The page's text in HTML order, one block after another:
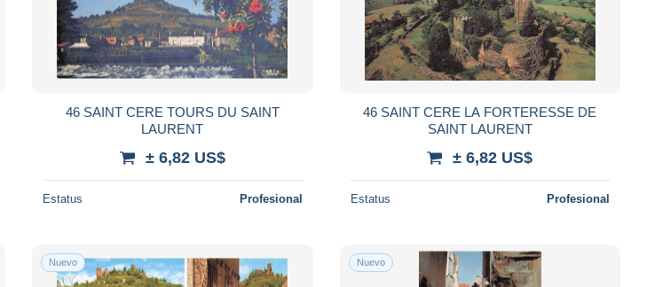
46 SAINT CERE TOURS DU SAINT
LAURENT
± 6,82 US$
Estatus Profesional
46 SAINT CERE LA FORTERESSE DE
SAINT LAURENT
± 6,82 US$
Estatus Profesional
Nuevo Nuevo